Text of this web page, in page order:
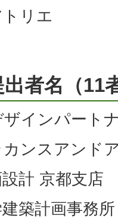
トリエ
者名（11
ザインパート
カンスアンド
計 京都支店
築計画事務所